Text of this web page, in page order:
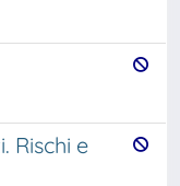
Rischi e